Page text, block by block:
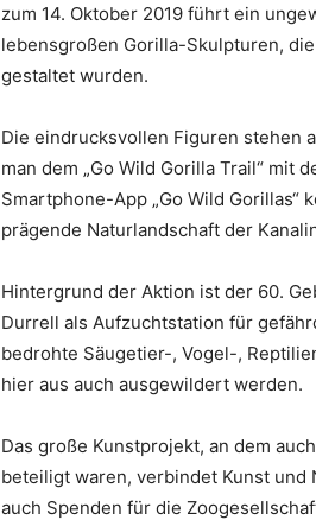
zum 14. Oktober 2019 führt ein
lebensgroßen Gorilla-Skulpturen,
gestaltet wurden.
Die eindrucksvollen Figuren stehen
man dem „Go Wild Gorilla Trail“ mit
Smartphone-App „Go Wild Gorillas“
prägende Naturlandschaft der
Hintergrund der Aktion ist der 60.
Durrell als Aufzuchtstation für
bedrohte Säugetier-, Vogel-,
hier aus auch ausgewildert werden.
Das große Kunstprojekt, an dem
beteiligt waren, verbindet Kunst
auch Spenden für die